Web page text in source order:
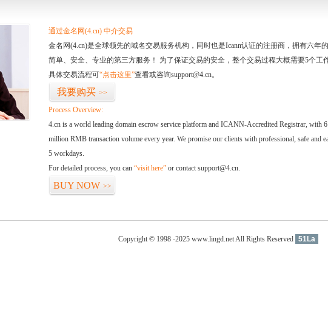
通过金名网(4.cn) 中介交易
金名网(4.cn)是全球领先的域名交易服务机构，同时也是Icann认证的注册商，拥有六
简单、安全、专业的第三方服务！ 为了保证交易的安全，整个交易过程大概需要5个工作
具体交易流程可“点击这里”查看或咨询support@4.cn。
我要购买 >>
Process Overview:
4.cn is a world leading domain escrow service platform and ICANN-Accredited Registrar, with
million RMB transaction volume every year. We promise our clients with professional, safe and
5 workdays.
For detailed process, you can “visit here” or contact support@4.cn.
BUY NOW >>
Copyright © 1998 -2025 www.lingd.net All Rights Reserved 51La